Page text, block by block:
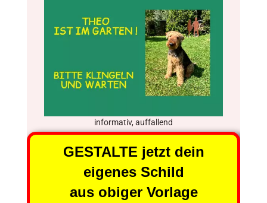
informativ, auffallend
GESTALTE jetzt dein
eigenes Schild
aus obiger Vorlage